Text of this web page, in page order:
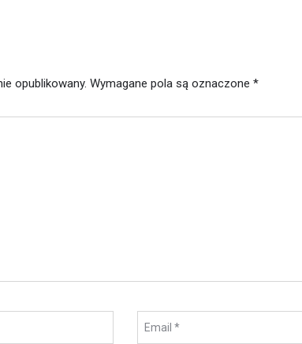
opublikowany. Wymagane pola są oznaczone *